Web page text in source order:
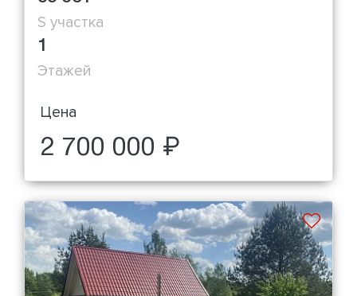
S участка
1
Этажей
Цена
2 700 000 ₽